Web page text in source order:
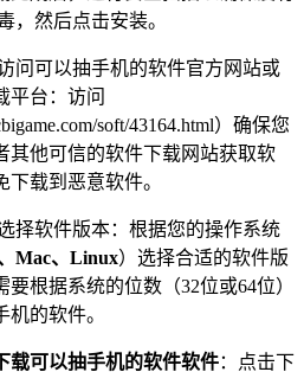
，然后点击安装。
问可以抽手机的软件官方网站或
平台：访问
soft/43164.html）确保您
其他可信的软件下载网站获取软
载到恶意软件。
择软件版本：根据您的操作系统
Mac、Linux）选择合适的软件版
要根据系统的位数（32位或64位）
机的软件。
载可以抽手机的软件软件：点击下